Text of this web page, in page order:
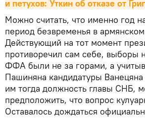
и петухов: Уткин об отказе от
Можно считать, что именно год
период безвременья в
Действующий на тот момент
противоречил сам себе, выборы
ФФА были не за горами, а
Пашиняна кандидатуры
им тогда должность главы СНБ,
предположить, что вопрос
Оставалось дождаться